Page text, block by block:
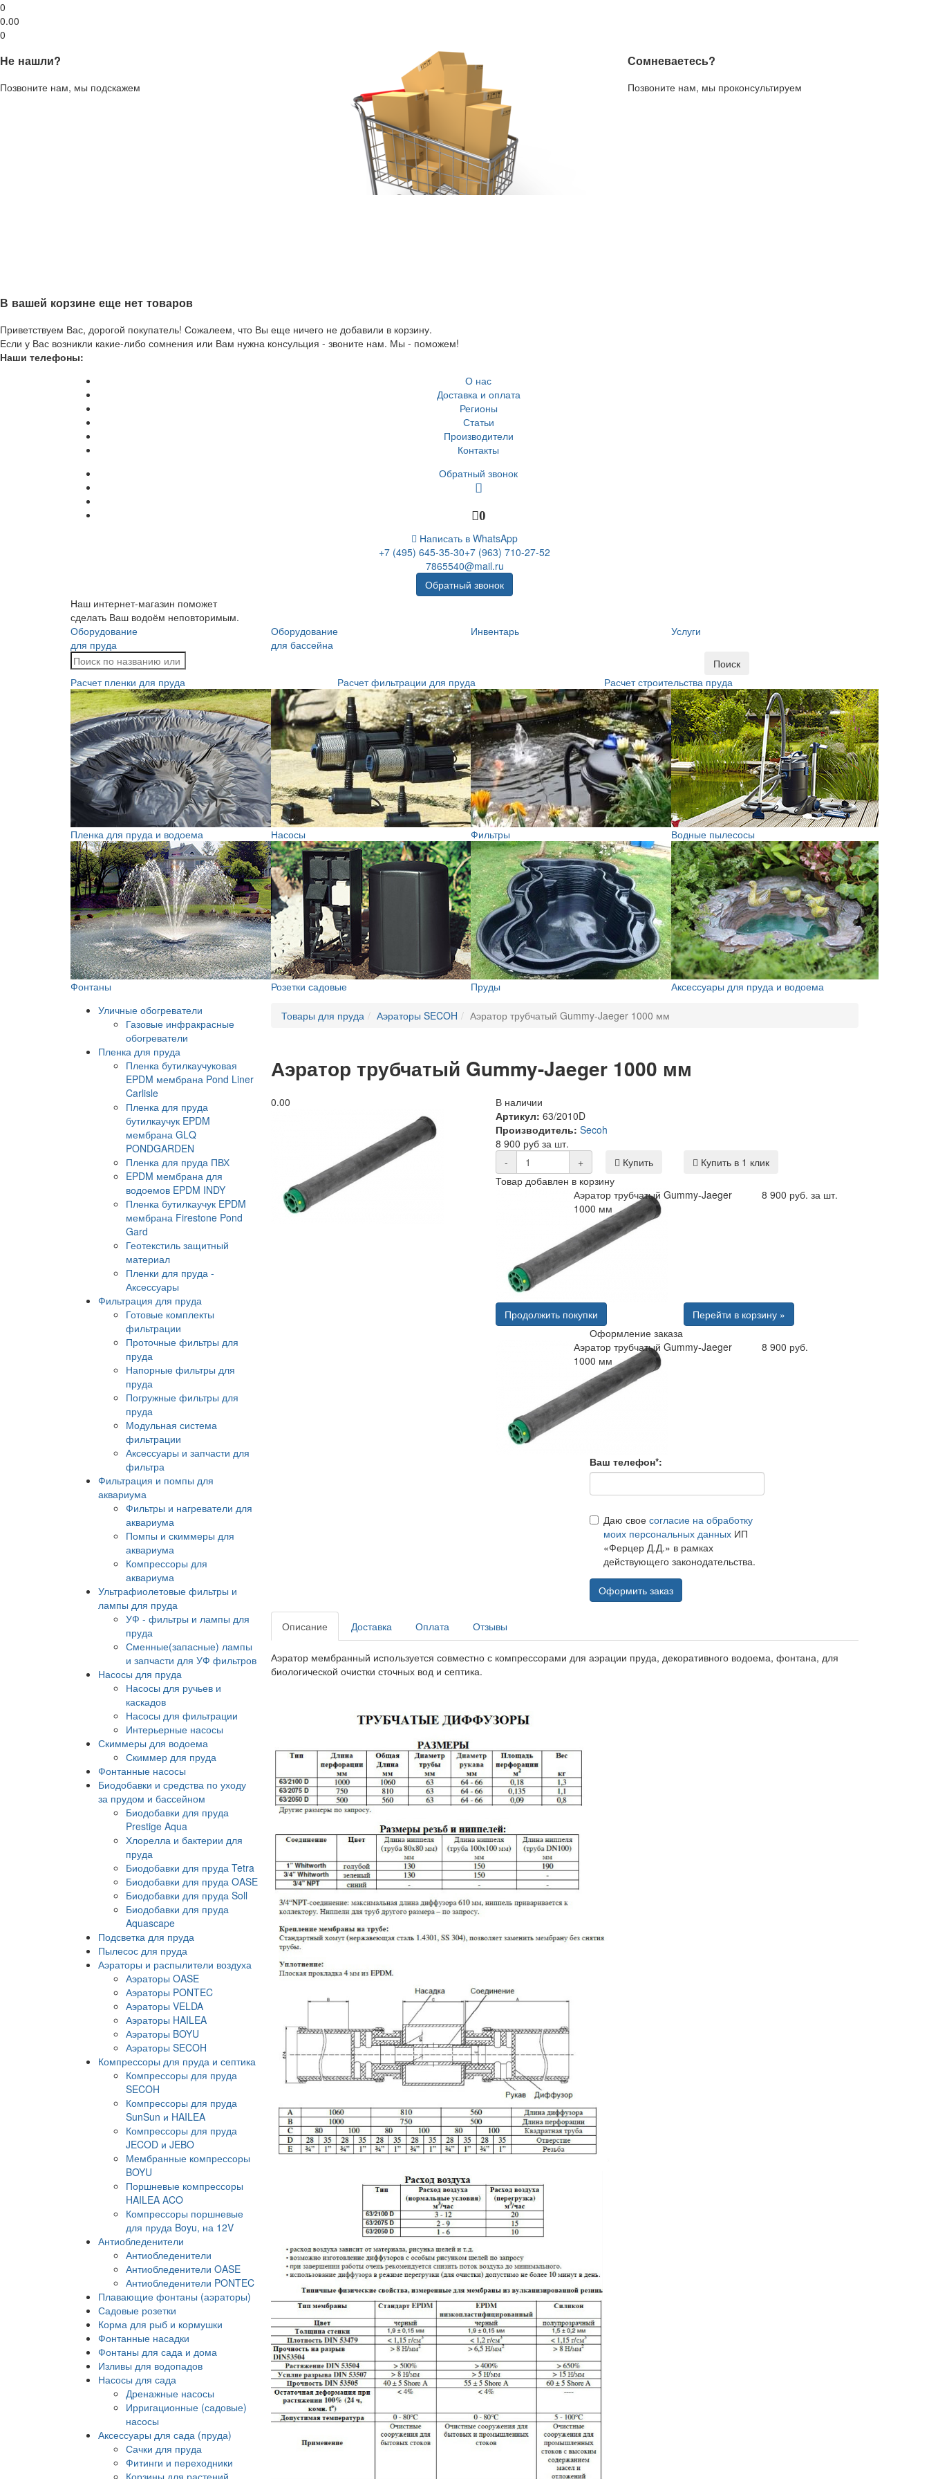
0
0.00
0
Не нашли?
Позвоните нам, мы подскажем
Сомневаетесь?
Позвоните нам, мы проконсультируем
В вашей корзине еще нет товаров
Приветствуем Вас, дорогой покупатель! Сожалеем, что Вы еще ничего не добавили в корзину.
Если у Вас возникли какие-либо сомнения или Вам нужна консульция - звоните нам. Мы - поможем!
Наши телефоны:
О нас
Доставка и оплата
Регионы
Статьи
Производители
Контакты
Обратный звонок
0
Написать в WhatsApp
+7 (495) 645-35-30+7 (963) 710-27-52
7865540@mail.ru
Обратный звонок
Наш интернет-магазин поможет
сделать Ваш водоём неповторимым.
Оборудование
для пруда
Оборудование
для бассейна
Инвентарь Услуги
Поиск
Расчет пленки для пруда
Расчет фильтрации для пруда Расчет строительства пруда
Пленка для пруда и водоема Насосы Фильтры Водные пылесосы
Фонтаны Розетки садовые Пруды
Аксессуары для пруда и водоема
Уличные обогреватели
Газовые инфракрасные
обогреватели
Пленка для пруда
Пленка бутилкаучуковая
EPDM мембрана Pond Liner
Carlisle
Пленка для пруда
бутилкаучук EPDM
мембрана GLQ
PONDGARDEN
Пленка для пруда ПВХ
EPDM мембрана для
водоемов EPDM INDY
Пленка бутилкаучук EPDM
мембрана Firestone Pond
Gard
Геотекстиль защитный
материал
Пленки для пруда -
Аксессуары
Фильтрация для пруда
Готовые комплекты
фильтрации
Проточные фильтры для
пруда
Напорные фильтры для
пруда
Погружные фильтры для
пруда
Модульная система
фильтрации
Аксессуары и запчасти для
фильтра
Фильтрация и помпы для
аквариума
Фильтры и нагреватели для
аквариума
Помпы и скиммеры для
аквариума
Компрессоры для
аквариума
Ультрафиолетовые фильтры и
лампы для пруда
УФ - фильтры и лампы для
пруда
Сменные(запасные) лампы
и запчасти для УФ фильтров
Насосы для пруда
Насосы для ручьев и
каскадов
Насосы для фильтрации
Интерьерные насосы
Скиммеры для водоема
Скиммер для пруда
Фонтанные насосы
Биодобавки и средства по уходу
за прудом и бассейном
Биодобавки для пруда
Prestige Aqua
Хлорелла и бактерии для
пруда
Биодобавки для пруда Tetra
Биодобавки для пруда OASE
Биодобавки для пруда Soll
Биодобавки для пруда
Aquascape
Подсветка для пруда
Пылесос для пруда
Аэраторы и распылители воздуха
Аэраторы OASE
Аэраторы PONTEC
Аэраторы VELDA
Аэраторы HAILEA
Аэраторы BOYU
Аэраторы SECOH
Компрессоры для пруда и септика
Компрессоры для пруда
SECOH
Компрессоры для пруда
SunSun и HAILEA
Компрессоры для пруда
JECOD и JEBO
Мембранные компрессоры
BOYU
Поршневые компрессоры
HAILEA ACO
Компрессоры поршневые
для пруда Boyu, на 12V
Антиобледенители
Антиобледенители
Антиобледенители OASE
Антиобледенители PONTEC
Плавающие фонтаны (аэраторы)
Садовые розетки
Корма для рыб и кормушки
Фонтанные насадки
Фонтаны для сада и дома
Изливы для водопадов
Насосы для сада
Дренажные насосы
Ирригационные (садовые)
насосы
Аксессуары для сада (пруда)
Сачки для пруда
Фитинги и переходники
Корзины для растений
Товары для пруда Аэраторы SECOH Аэратор трубчатый Gummy-Jaeger 1000 мм
Аэратор трубчатый Gummy-Jaeger 1000 мм
0.00
В наличии
Артикул: 63/2010D
Производитель: Secoh
8 900 руб за шт.
-
+ Купить
Купить в 1 клик
Товар добавлен в корзину
Аэратор трубчатый Gummy-Jaeger
1000 мм
8 900 руб. за шт.
Продолжить покупки
Перейти в корзину »
Оформление заказа
Аэратор трубчатый Gummy-Jaeger
1000 мм
8 900 руб.
Ваш телефон*:
Даю свое согласие на обработку
моих персональных данныхИП
«Ферцер Д.Д.» в рамках
действующего законодательства.
Оформить заказ
Описание Доставка Оплата Отзывы
Аэратор мембранный используется совместно с компрессорами для аэрации пруда, декоративного водоема, фонтана, для
биологической очистки сточных вод и септика.